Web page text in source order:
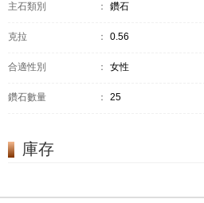
主石類別 ： 鑽石
克拉 ： 0.56
合適性別 ： 女性
鑽石數量 ： 25
庫存